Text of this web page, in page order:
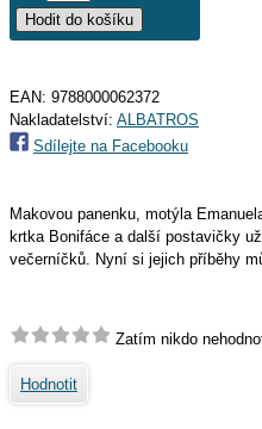
EAN: 9788000062372
Nakladatelství: ALBATROS
Sdílejte na Facebooku
Makovou panenku, motýla
krtka Bonifáce a další postavičky
večerníčků. Nyní si jejich příběhy
Zatím nikdo
Hodnotit